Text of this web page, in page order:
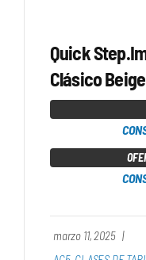
Quick
Clásico Beige
marzo 11, 2025 |